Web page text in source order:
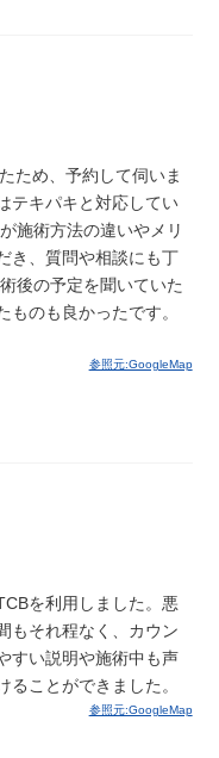
ため、予約して伺いま
テキパキと対応してい
施術方法の違いやメリ
き、質問や相談にも丁
後の予定を聞いていた
のも良かったです。
参照元:GoogleMap
を利用しました。悪
もそれ程なく、カウン
すい説明や施術中も声
ことができました。
参照元:GoogleMap